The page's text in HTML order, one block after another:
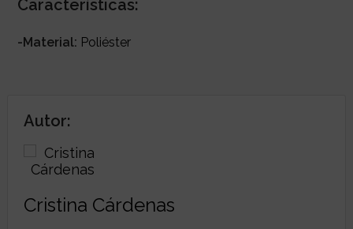
Características:
-Material: Poliéster
Autor:
Cristina Cárdenas